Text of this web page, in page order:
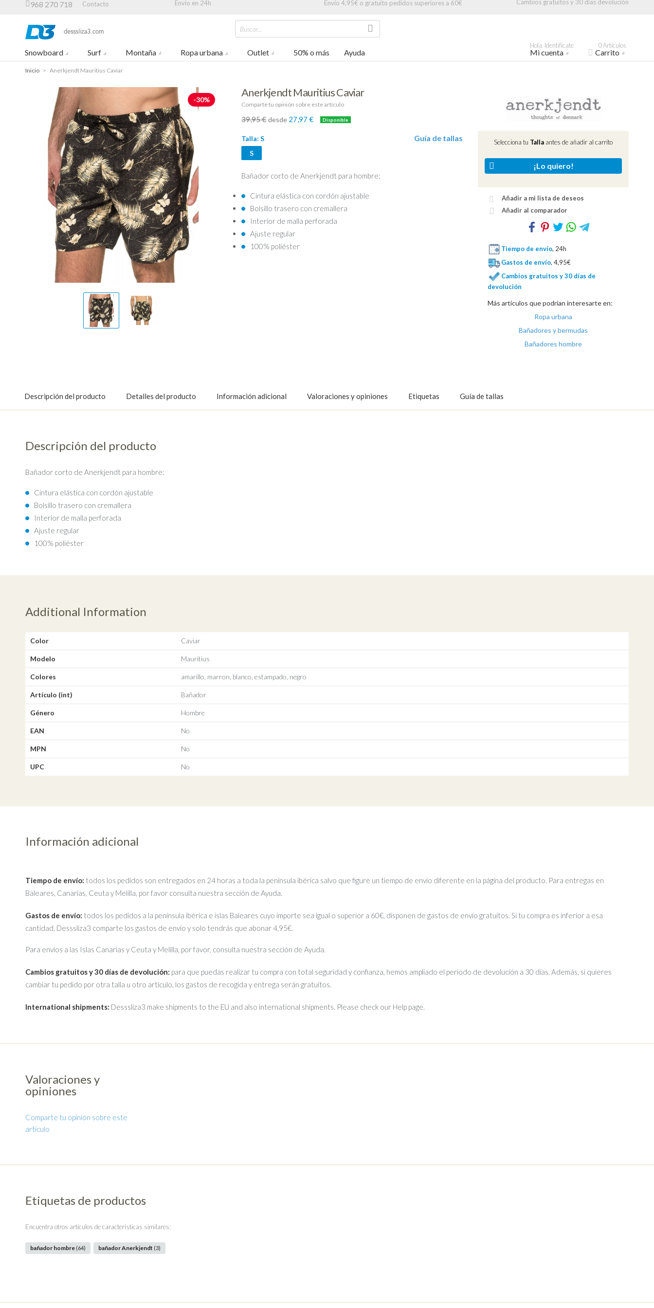
968 270 718 Contacto Envío en 24h Envío 4,95€ o gratuíto pedidos superiores a 60€ Cambios gratuitos y 30 días devolución
Buscar...
Hola. Identifícate
Mi cuenta
0 Artículos
Carrito
Snowboard Surf Montaña Ropa urbana Outlet 50% o más Ayuda
Inicio > Anerkjendt Mauritius Caviar
-30%
Anerkjendt Mauritius Caviar
Comparte tu opinión sobre este artículo
39,95 € desde 27,97 €
Talla:S Guía de tallas
S
Bañador corto de Anerkjendt para hombre:
Cintura elástica con cordón ajustable
Bolsillo trasero con cremallera
Interior de malla perforada
Ajuste regular
100% poliéster
Selecciona tu Talla antes de añadir al carrito
¡Lo quiero!
Añadir a mi lista de deseos
Añadir al comparador
Tiempo de envío, 24h
Gastos de envío, 4,95€
Cambios gratuitos y 30 días de
devolución
Más artículos que podrían interesarte en:
Ropa urbana
Bañadores y bermudas
Bañadores hombre
Descripción del producto Detalles del producto Información adicional Valoraciones y opiniones Etiquetas Guía de tallas
Descripción del producto
Bañador corto de Anerkjendt para hombre:
Cintura elástica con cordón ajustable
Bolsillo trasero con cremallera
Interior de malla perforada
Ajuste regular
100% poliéster
Additional Information
Color Caviar
Modelo Mauritius
Colores amarillo, marron, blanco, estampado, negro
Artículo (int) Bañador
Género Hombre
EAN No
MPN No
UPC No
Información adicional
Tiempo de envío: todos los pedidos son entregados en 24 horas a toda la península ibérica salvo que figure un tiempo de envío diferente en la página del producto. Para entregas en
Baleares, Canarias, Ceuta y Melilla, por favor consulta nuestra sección de Ayuda.
Gastos de envío: todos los pedidos a la península ibérica e islas Baleares cuyo importe sea igual o superior a 60€, disponen de gastos de envío gratuitos. Si tu compra es inferior a esa
cantidad, Desssliza3 comparte los gastos de envío y solo tendrás que abonar 4,95€.
Para envíos a las Islas Canarias y Ceuta y Melilla, por favor, consulta nuestra sección de Ayuda.
Cambios gratuitos y 30 días de devolución: para que puedas realizar tu compra con total seguridad y confianza, hemos ampliado el periodo de devolución a 30 días. Además, si quieres
cambiar tu pedido por otra talla u otro artículo, los gastos de recogida y entrega serán gratuitos.
International shipments: Desssliza3 make shipments to the EU and also international shipments. Please check our Help page.
Valoraciones y
opiniones
Comparte tu opinión sobre este
artículo
Etiquetas de productos
Encuentra otros artículos de características similares:
bañador hombre (64) bañador Anerkjendt (3)